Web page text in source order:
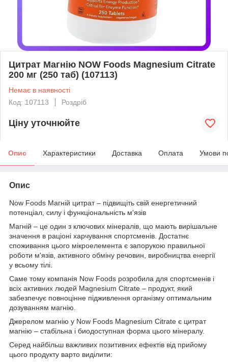
Цитрат Магнію NOW Foods Magnesium Citrate
200 мг (250 таб) (107113)
Немає в наявності
Код: 107113
Роздріб
Ціну уточнюйте
Опис Характеристики Доставка Оплата Умови
Опис
Now Foods Магній цитрат – підвищіть свій енергетичний
потенціал, силу і функціональність м'язів
Магній – це один з ключових мінералів, що мають вирішальне
значення в раціоні харчування спортсменів. Достатнє
споживання цього мікроелемента є запорукою правильної
роботи м'язів, активного обміну речовин, виробництва енергії
у всьому тілі.
Саме тому компанія Now Foods розробила для спортсменів і
всіх активних людей Magnesium Citrate – продукт, який
забезпечує повноцінне підживлення організму оптимальним
дозуванням магнію.
Джерелом магнію у Now Foods Magnesium Citrate є цитрат
магнію – стабільна і биодоступная форма цього мінералу.
Серед найбільш важливих позитивних ефектів від прийому
цього продукту варто виділити: